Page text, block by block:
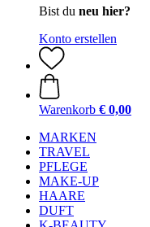
Bist du neu hier?
Konto erstellen
Warenkorb € 0,00
MARKEN
TRAVEL
PFLEGE
MAKE-UP
HAARE
DUFT